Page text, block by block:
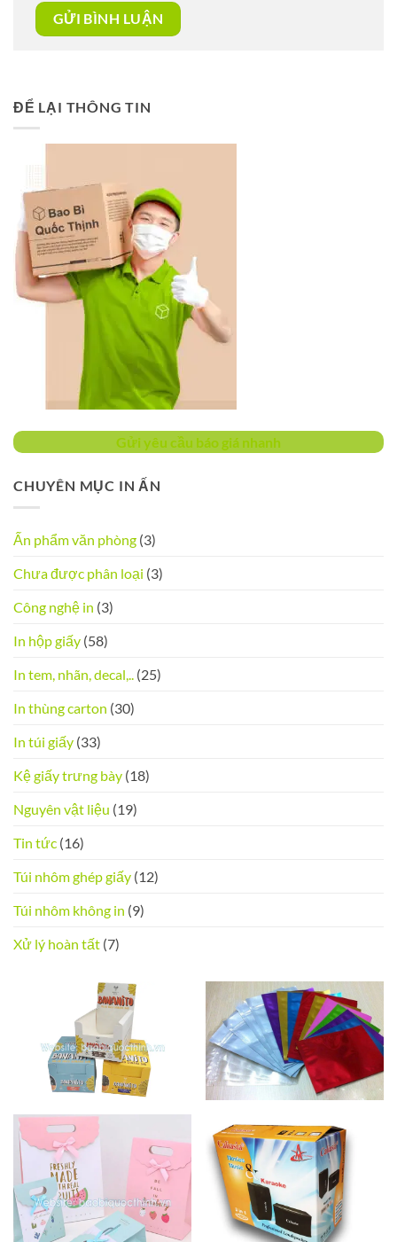
ĐỂ LẠI THÔNG TIN
Gửi yêu cầu báo giá nhanh
CHUYÊN MỤC IN ẤN
Ấn phẩm văn phòng (3)
Chưa được phân loại (3)
Công nghệ in (3)
In hộp giấy (58)
In tem, nhãn, decal,.. (25)
In thùng carton (30)
In túi giấy (33)
Kệ giấy trưng bày (18)
Nguyên vật liệu (19)
Tin tức (16)
Túi nhôm ghép giấy (12)
Túi nhôm không in (9)
Xử lý hoàn tất (7)